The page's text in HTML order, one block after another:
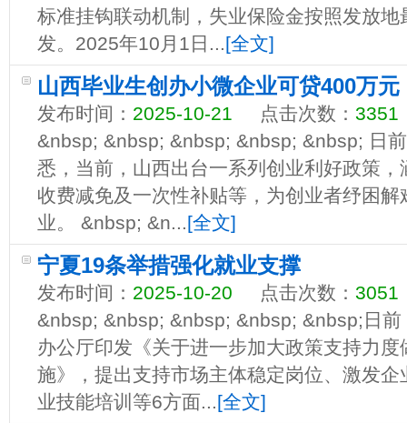
标准挂钩联动机制，失业保险金按照发放
发。2025年10月1日...[全文]
山西毕业生创办小微企业可贷400万元
发布时间： 2025-10-21 点击次数： 3351
&nbsp; &nbsp; &nbsp; &nbsp; &nbsp; 日
悉，当前，山西出台一系列创业利好政策
收费减免及一次性补贴等，为创业者纾困
业。 &nbsp; &n...[全文]
宁夏19条举措强化就业支撑
发布时间： 2025-10-20 点击次数： 3051
&nbsp; &nbsp; &nbsp; &nbsp; &nbsp;日
办公厅印发《关于进一步加大政策支持力
施》，提出支持市场主体稳定岗位、激发
业技能培训等6方面...[全文]